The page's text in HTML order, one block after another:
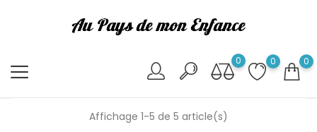
0
0
0
Affichage 1-5 de 5 article(s)